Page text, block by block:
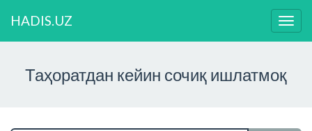
HADIS.UZ
Таҳоратдан кейин сочиқ ишлатмоқ